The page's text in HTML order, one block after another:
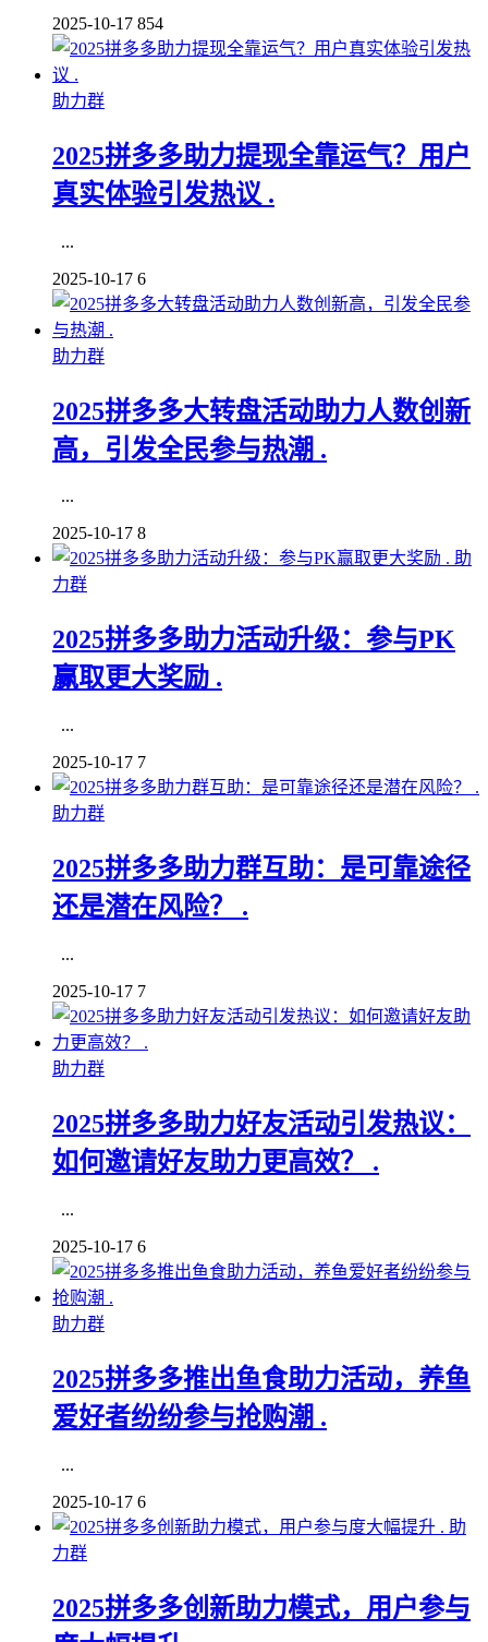
2025-10-17 854
助力群
2025拼多多助力提现全靠运气？用户
真实体验引发热议 .
...
2025-10-17 6
助力群
2025拼多多大转盘活动助力人数创新
高，引发全民参与热潮 .
...
2025-10-17 8
助
力群
2025拼多多助力活动升级：参与PK
赢取更大奖励 .
...
2025-10-17 7
助力群
2025拼多多助力群互助：是可靠途径
还是潜在风险？ .
...
2025-10-17 7
助力群
2025拼多多助力好友活动引发热议：
如何邀请好友助力更高效？ .
...
2025-10-17 6
助力群
2025拼多多推出鱼食助力活动，养鱼
爱好者纷纷参与抢购潮 .
...
2025-10-17 6
助
力群
2025拼多多创新助力模式，用户参与